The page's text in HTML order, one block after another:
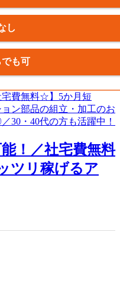
し
でも可
能！／社宅費無料
ツリ稼げるア